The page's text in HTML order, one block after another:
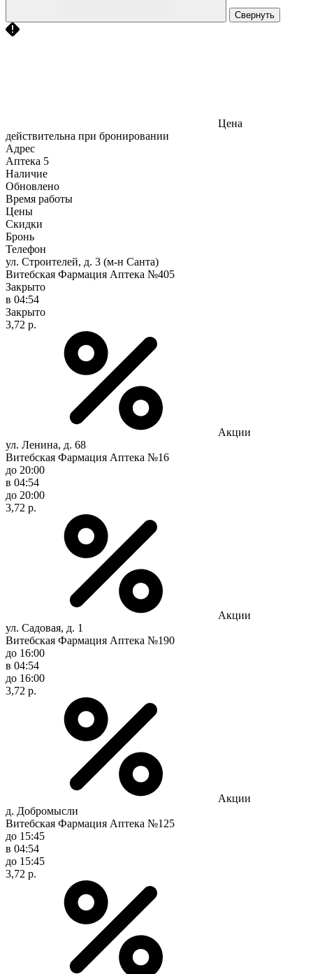
Свернуть
Цена
действительна при бронировании
Адрес
Аптека 5
Наличие
Обновлено
Время работы
Цены
Скидки
Бронь
Телефон
ул. Строителей, д. 3 (м-н Санта)
Витебская Фармация Аптека №405
Закрыто
в 04:54
Закрыто
3,72 р.
Акции
ул. Ленина, д. 68
Витебская Фармация Аптека №16
до 20:00
в 04:54
до 20:00
3,72 р.
Акции
ул. Садовая, д. 1
Витебская Фармация Аптека №190
до 16:00
в 04:54
до 16:00
3,72 р.
Акции
д. Добромысли
Витебская Фармация Аптека №125
до 15:45
в 04:54
до 15:45
3,72 р.